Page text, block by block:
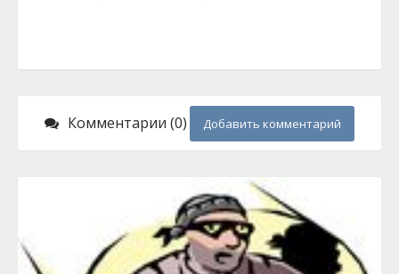
Комментарии (0) Добавить комментарий